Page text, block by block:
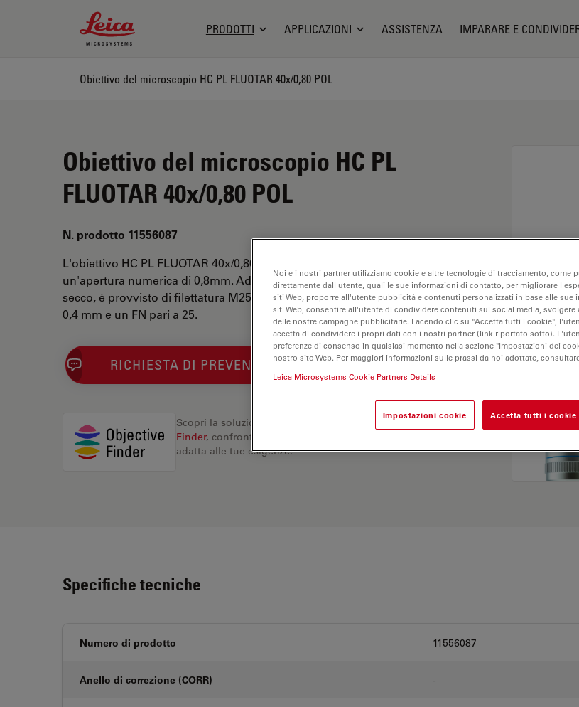
Leica Microsystems Logo
PRODOTTI APPLICAZIONI ASSISTENZA IMPARARE E
Obiettivo del microscopio HC PL FLUOTAR 40x/0,80 POL
Obiettivo del microscopio HC PL
FLUOTAR 40x/0,80 POL
N. prodotto 11556087
L'obiettivo HC PL FLUOTAR 40x/0,80 POL ha un ingrandimento di 40X e
un'apertura numerica di 0,8mm. Adatto per l'analisi dei campioni a
secco, è provvisto di filettatura M25, con una distanza di lavoro libera di
0,4 mm e un FN pari a 25.
RICHIESTA DI PREVENTIVO
Scopri la soluzione perfetta. Esplora il nostroObjective
Finder, confronta le alternative e trova l’opzione più
adatta alle tue esigenze.
Specifiche tecniche
Numero di prodotto 11556087
Anello di correzione (CORR) -
Noi e i nostri partner utilizziamo cookie e altre tecnologie di tracciamento, come
direttamente dall'utente, quali le sue informazioni di contatto, per migliorare
siti Web, proporre all'utente pubblicità e contenuti personalizzati in base alle sue
siti Web, consentire all'utente di condividere contenuti sui social media, svolgere
delle nostre campagne pubblicitarie. Facendo clic su "Accetta tutti i cookie",
accetta di condividere i propri dati con i nostri partner (link riportato sotto).
preferenze di consenso in qualsiasi momento nella sezione "Impostazioni dei
nostro sito Web. Per maggiori informazioni sulle prassi da noi adottate,
Leica Microsystems Cookie Partners Details
Impostazioni cookie Accetta tutti i cookie